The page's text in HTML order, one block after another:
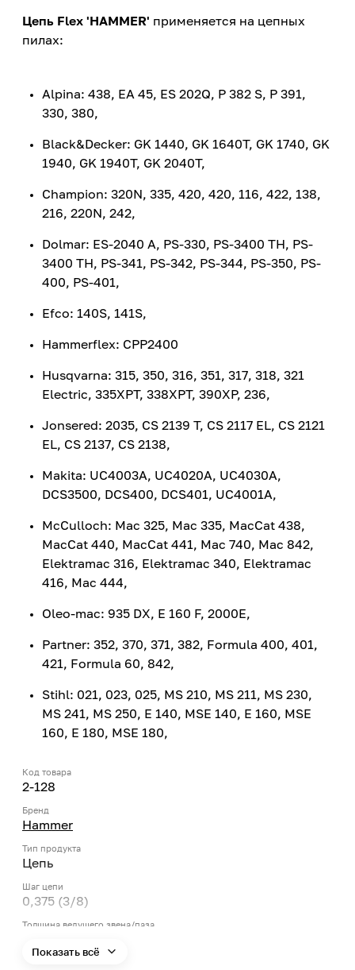
Цепь Flex 'HAMMER' применяется на цепных
пилах:
Alpina: 438, EA 45, ES 202Q, P 382 S, P 391,
330, 380,
Black&Decker: GK 1440, GK 1640T, GK 1740, GK
1940, GK 1940T, GK 2040T,
Champion: 320N, 335, 420, 420, 116, 422, 138,
216, 220N, 242,
Dolmar: ES-2040 A, PS-330, PS-3400 TH, PS-
3400 TH, PS-341, PS-342, PS-344, PS-350, PS-
400, PS-401,
Efco: 140S, 141S,
Hammerflex: CPP2400
Husqvarna: 315, 350, 316, 351, 317, 318, 321
Electric, 335XPT, 338XPT, 390XP, 236,
Jonsered: 2035, CS 2139 T, CS 2117 EL, CS 2121
EL, CS 2137, CS 2138,
Makita: UC4003A, UC4020A, UC4030A,
DCS3500, DCS400, DCS401, UC4001A,
McCulloch: Mac 325, Mac 335, MacCat 438,
MacCat 440, MacCat 441, Mac 740, Mac 842,
Elektramac 316, Elektramac 340, Elektramac
416, Mac 444,
Oleo-mac: 935 DX, E 160 F, 2000E,
Partner: 352, 370, 371, 382, Formula 400, 401,
421, Formula 60, 842,
Stihl: 021, 023, 025, MS 210, MS 211, MS 230,
MS 241, MS 250, E 140, MSE 140, E 160, MSE
160, E 180, MSE 180,
Код товара
2-128
Бренд
Hammer
Тип продукта
Цепь
Шаг цепи
0,375 (3/8)
Толщина ведущего звена/паза
Показать всё